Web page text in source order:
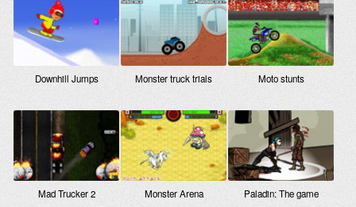
Downhill Jumps Monster truck trials Moto stunts
Mad Trucker 2 Monster Arena Paladin: The game